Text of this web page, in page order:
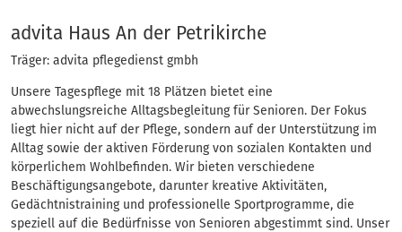
Adressen
advita Haus An der Petrikirche
Träger: advita pflegedienst gmbh
Unsere Tagespflege mit 18 Plätzen bietet eine
abwechslungsreiche Alltagsbegleitung für Senioren. Der Fokus
liegt hier nicht auf der Pflege, sondern auf der Unterstützung im
Alltag sowie der aktiven Förderung von sozialen Kontakten und
körperlichem Wohlbefinden. Wir bieten verschiedene
Beschäftigungsangebote, darunter kreative Aktivitäten,
Gedächtnistraining und professionelle Sportprogramme, die
speziell auf die Bedürfnisse von Senioren abgestimmt sind. Unser